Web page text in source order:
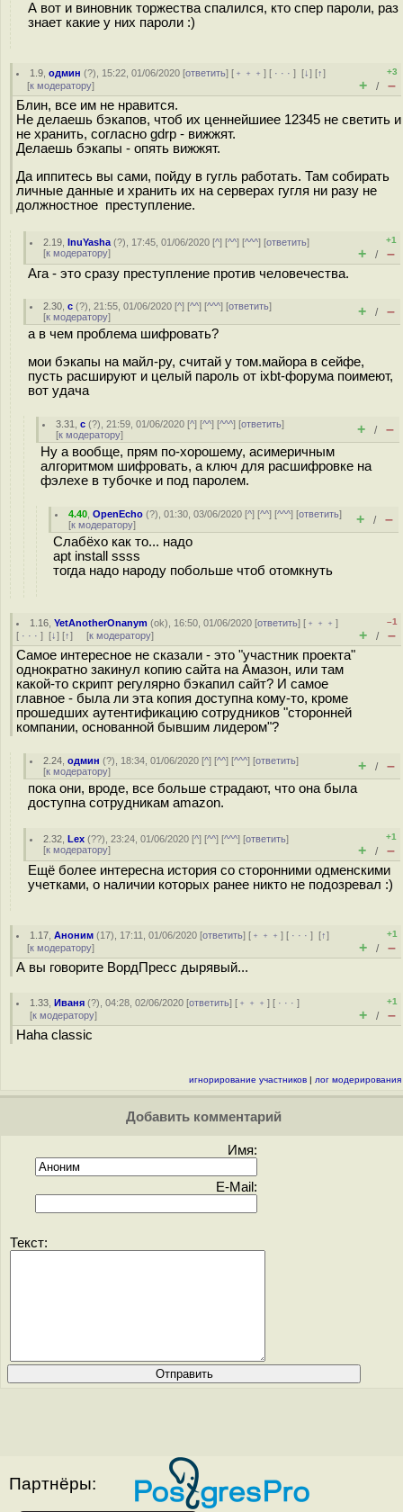
А вот и виновник торжества спалился, кто спер пароли, раз
знает какие у них пароли :)
1.9 ,одмин (?), 15:22, 01/06/2020 [ответить] [ ﹢﹢﹢] [ · · ·][↓] [↑]
[к модератору]
+3
+ / –
Блин, все им не нравится.
Не делаешь бэкапов, чтоб их ценнейшиее 12345 не светить и
не хранить, согласно gdrp - вижжят.
Делаешь бэкапы - опять вижжят.
Да иппитесь вы сами, пойду в гугль работать. Там собирать
личные данные и хранить их на серверах гугля ни разу не
должностное преступление.
2.19 ,InuYasha (?), 17:45, 01/06/2020 [^] [^^] [^^^] [ответить]
[к модератору]
+1
+ / –
Ага - это сразу преступление против человечества.
2.30 ,с (?), 21:55, 01/06/2020 [^] [^^] [^^^] [ответить]
[к модератору] + / –
а в чем проблема шифровать?
мои бэкапы на майл-ру, считай у том.майора в сейфе,
пусть расшируют и целый пароль от ixbt-форума поимеют,
вот удача
3.31 ,с (?), 21:59, 01/06/2020 [^] [^^] [^^^] [ответить]
[к модератору] + / –
Ну а вообще, прям по-хорошему, асимеричным
алгоритмом шифровать, а ключ для расшифровке на
фэлехе в тубочке и под паролем.
4.40 ,OpenEcho (?), 01:30, 03/06/2020 [^] [^^] [^^^] [ответить]
[к модератору] + / –
Слабёхо как то... надо
apt install ssss
тогда надо народу побольше чтоб отомкнуть
1.16 ,YetAnotherOnanym (ok), 16:50, 01/06/2020 [ответить] [ ﹢﹢﹢]
[ · · · ] [↓] [↑] [к модератору]
–1
+ / –
Самое интересное не сказали - это "участник проекта"
однократно закинул копию сайта на Амазон, или там
какой-то скрипт регулярно бэкапил сайт? И самое
главное - была ли эта копия доступна кому-то, кроме
прошедших аутентификацию сотрудников "сторонней
компании, основанной бывшим лидером"?
2.24 ,одмин (?), 18:34, 01/06/2020 [^] [^^] [^^^] [ответить]
[к модератору] + / –
пока они, вроде, все больше страдают, что она была
доступна сотрудникам amazon.
2.32 ,Lex (??), 23:24, 01/06/2020 [^] [^^] [^^^] [ответить]
[к модератору]
+1
+ / –
Ещё более интересна история со сторонними одменскими
учетками, о наличии которых ранее никто не подозревал :)
1.17 ,Аноним (17), 17:11, 01/06/2020 [ответить] [ ﹢﹢﹢] [ · · ·][↑]
[к модератору]
+1
+ / –
А вы говорите ВордПресс дырявый...
1.33 ,Иваня (?), 04:28, 02/06/2020 [ответить] [ ﹢﹢﹢] [ · · ·]
[к модератору]
+1
+ / –
Haha classic
игнорирование участников | лог модерирования
Добавить комментарий
Имя:
E-Mail:
Текст:
Партнёры: